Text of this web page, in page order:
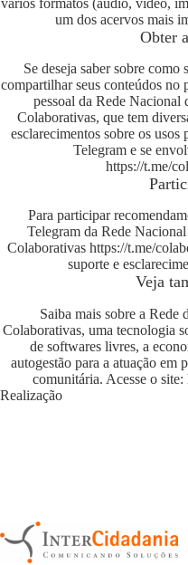
um dos acervos mais
Obter
Se deseja saber sobre como
compartilhar seus conteúdos no
pessoal da Rede Nacional
Colaborativas, que tem
esclarecimentos sobre os
Telegram e se
https://t.me/
Para participar
Telegram da Rede
Colaborativas https://t.me/
suporte e
Veja
Saiba mais sobre a Rede
Colaborativas, uma tecnologia
de softwares livres, a
autogestão para a atuação em
comunitária. Acesse o site:
Realização